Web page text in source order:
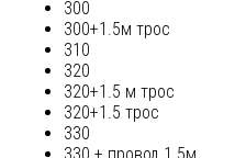
300
300+1.5м трос
310
320
320+1.5 м трос
320+1.5 трос
330